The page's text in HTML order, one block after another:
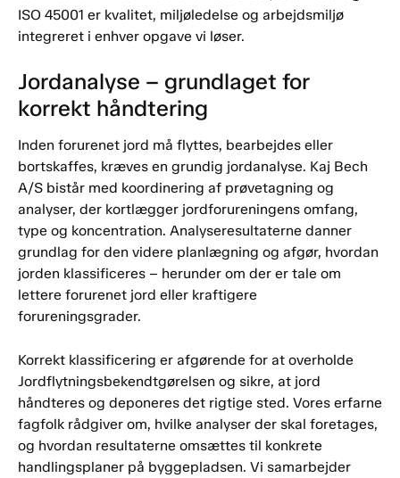
ISO 45001 er kvalitet, miljøledelse og arbejdsmiljø
integreret i enhver opgave vi løser.
Jordanalyse – grundlaget for
korrekt håndtering
Inden forurenet jord må flyttes, bearbejdes eller
bortskaffes, kræves en grundig jordanalyse. Kaj Bech
A/S bistår med koordinering af prøvetagning og
analyser, der kortlægger jordforureningens omfang,
type og koncentration. Analyseresultaterne danner
grundlag for den videre planlægning og afgør, hvordan
jorden klassificeres – herunder om der er tale om
lettere forurenet jord eller kraftigere
forureningsgrader.
Korrekt klassificering er afgørende for at overholde
Jordflytningsbekendtgørelsen og sikre, at jord
håndteres og deponeres det rigtige sted. Vores erfarne
fagfolk rådgiver om, hvilke analyser der skal foretages,
og hvordan resultaterne omsættes til konkrete
handlingsplaner på byggepladsen. Vi samarbejder